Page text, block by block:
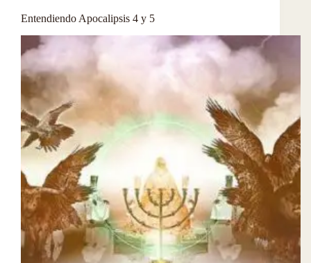
Entendiendo Apocalipsis 4 y 5